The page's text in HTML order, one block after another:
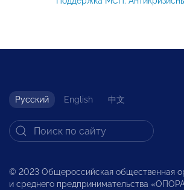
Русский English 中文
© 2023 Общероссийская общественная
и среднего предпринимательства